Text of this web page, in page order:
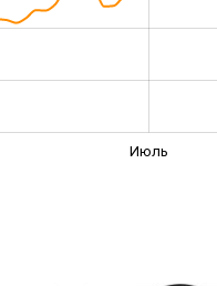
Июль